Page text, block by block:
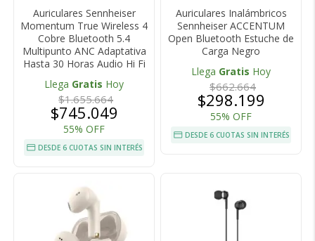
Auriculares Sennheiser
Momentum True Wireless 4
Cobre Bluetooth 5.4
Multipunto ANC Adaptativa
Hasta 30 Horas Audio Hi Fi
Llega Gratis Hoy
$1.655.664
$745.049
55% OFF
DESDE 6 CUOTAS SIN INTERÉS
Auriculares Inalámbricos
Sennheiser ACCENTUM
Open Bluetooth Estuche de
Carga Negro
Llega Gratis Hoy
$662.664
$298.199
55% OFF
DESDE 6 CUOTAS SIN INTERÉS